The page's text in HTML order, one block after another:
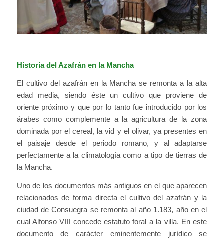
Historia del Azafrán en la Mancha
El cultivo del azafrán en la Mancha se remonta a la alta
edad media, siendo éste un cultivo que proviene de
oriente próximo y que por lo tanto fue introducido por los
árabes como complemente a la agricultura de la zona
dominada por el cereal, la vid y el olivar, ya presentes en
el paisaje desde el periodo romano, y al adaptarse
perfectamente a la climatología como a tipo de tierras de
la Mancha.
Uno de los documentos más antiguos en el que aparecen
relacionados de forma directa el cultivo del azafrán y la
ciudad de Consuegra se remonta al año 1.183, año en el
cual Alfonso VIII concede estatuto foral a la villa. En este
documento de carácter eminentemente jurídico se